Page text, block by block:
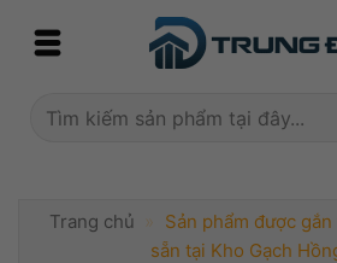
Tìm
Trang chủ » Sản phẩm được
sẵn tại Kho Gạch